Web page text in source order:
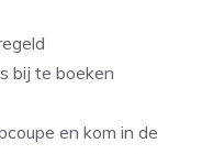
bij te boeken
en kom in de